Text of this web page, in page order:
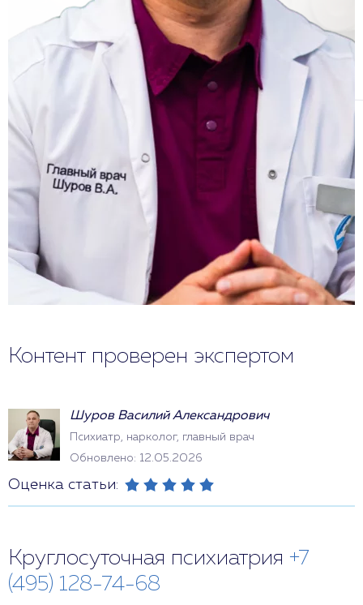
Контент проверен экспертом
Шуров Василий Александрович
Психиатр, нарколог, главный врач
Обновлено: 12.05.2026
Оценка статьи:
Круглосуточная психиатрия +7
(495) 128-74-68